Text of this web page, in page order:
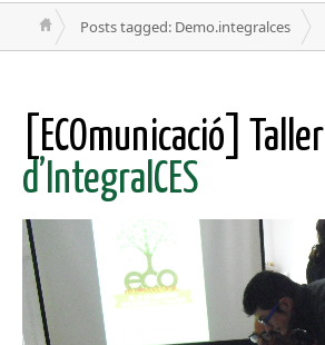
Posts tagged: Demo.integralces
[ECOmunicació] Taller
d’IntegralCES